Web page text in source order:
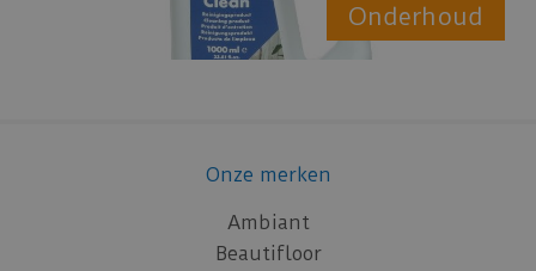
Onderhoud
Onze merken
Ambiant
Beautifloor